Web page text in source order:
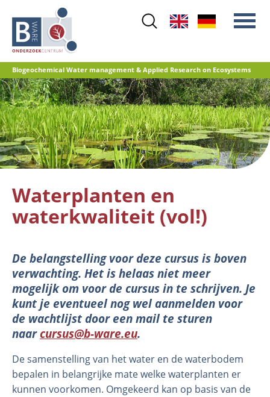
main
content
Biogeochemical Water management & Applied Research on Ecosystems
Main
menuStikstof
Waterkwaliteit
Herstelbeheer
Natuurontwikkeling
Referentiedatabase GRIP
Waterplanten en
waterkwaliteit (vol!)
De belangstelling voor deze cursus is boven
verwachting. Het is helaas niet meer
mogelijk om voor de cursus in te schrijven. Je
kunt je eventueel nog wel aanmelden voor
de wachtlijst door een mail te sturen
naarcursus@b-ware.eu.
De samenstelling van het water en de waterbodem
bepalen in belangrijke mate welke waterplanten er
kunnen voorkomen. Omgekeerd kan op basis van de